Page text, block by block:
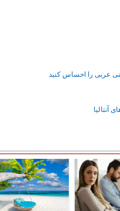
غنی عربی را احساس کنید
آنتالیا